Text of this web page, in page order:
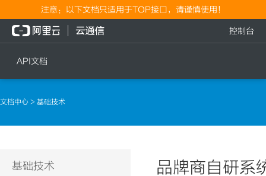
注意：以下文档只适用于TOP接口，请谨慎使用！
API文档
控制台
文档中心 > 基础技术
基础技术 品牌商自研系